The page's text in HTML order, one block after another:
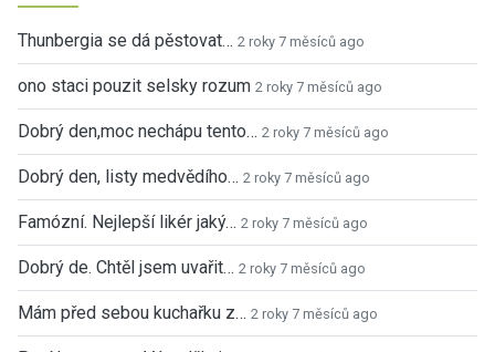
Thunbergia se dá pěstovat… 2 roky 7 měsíců ago
ono staci pouzit selsky rozum 2 roky 7 měsíců ago
Dobrý den,moc nechápu tento… 2 roky 7 měsíců ago
Dobrý den, listy medvědího… 2 roky 7 měsíců ago
Famózní. Nejlepší likér jaký… 2 roky 7 měsíců ago
Dobrý de. Chtěl jsem uvařit… 2 roky 7 měsíců ago
Mám před sebou kuchařku z… 2 roky 7 měsíců ago